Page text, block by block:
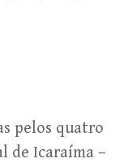
pelos quatro
de Icaraíma –